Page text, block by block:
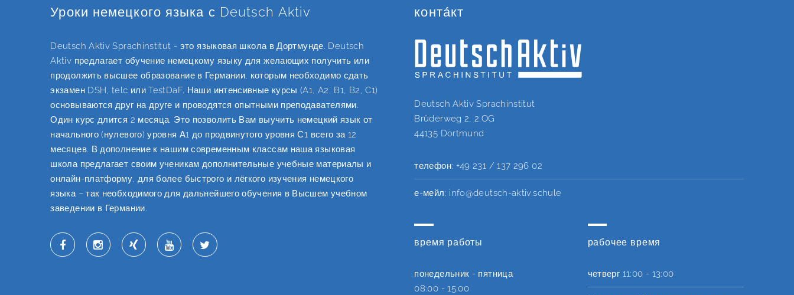
Уроки немецкого языка с Deutsch Aktiv
Deutsch Aktiv Sprachinstitut - это языковая школа в Дортмунде. Deutsch
Aktiv предлагает обучение немецкому языку для желающих получить или
продолжить высшее образование в Германии, которым необходимо сдать
экзамен DSH, telc или TestDaF. Наши интенсивные курсы (A1, A2, B1, B2, C1)
основываются друг на друге и проводятся опытными преподавателями.
Один курс длится 2 месяца. Это позволить Вам выучить немецкий язык от
начального (нулевого) уровня А1 до продвинутого уровня С1 всего за 12
месяцев. В дополнение к нашим современным классам наша языковая
школа предлагает своим ученикам дополнительные учебные материалы и
онлайн-платформу, для более быстрого и лёгкого изучения немецкого
языка – так необходимого для дальнейшего обучения в Высшем учебном
заведении в Германии.
конта́кт
Deutsch Aktiv Sprachinstitut
Brüderweg 2, 2.OG
44135 Dortmund
телефон: +49 231 / 137 296 02
е-мейл: info@deutsch-aktiv.schule
время работы
понедельник - пятница
08:00 - 15:00
рабочее время
четверг 11:00 - 13:00